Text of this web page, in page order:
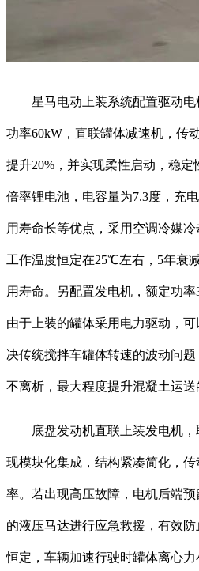
星马电动上装系统配置驱动电
功率60kW，直联罐体减速机，传
提升20%，并实现柔性启动，稳
倍率锂电池，电容量为7.3度，充
用寿命长等优点，采用空调冷媒
工作温度恒定在25℃左右，5年衰
用寿命。另配置发电机，额定功率
由于上装的罐体采用电力驱动，
决传统搅拌车罐体转速的波动问题
不离析，最大程度提升混凝土运送
底盘发动机直联上装发电机，
现模块化集成，结构紧凑简化，
率。若出现高压故障，电机后端
的液压马达进行应急救援，有效
恒定，车辆加速行驶时罐体离心